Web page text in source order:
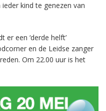
kind te genezen van
een ‘derde helft’
en de Leidse zanger
Om 22.00 uur is het